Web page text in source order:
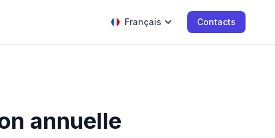
Français Contacts
annuelle